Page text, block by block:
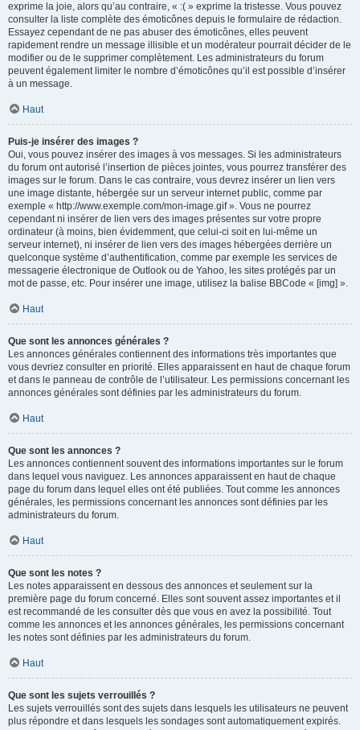
exprime la joie, alors qu’au contraire, « :( » exprime la tristesse. Vous pouvez
consulter la liste complète des émoticônes depuis le formulaire de rédaction.
Essayez cependant de ne pas abuser des émoticônes, elles peuvent
rapidement rendre un message illisible et un modérateur pourrait décider de le
modifier ou de le supprimer complètement. Les administrateurs du forum
peuvent également limiter le nombre d’émoticônes qu’il est possible d’insérer
à un message.
Haut
Puis-je insérer des images ?
Oui, vous pouvez insérer des images à vos messages. Si les administrateurs
du forum ont autorisé l’insertion de pièces jointes, vous pourrez transférer des
images sur le forum. Dans le cas contraire, vous devrez insérer un lien vers
une image distante, hébergée sur un serveur internet public, comme par
exemple « http://www.exemple.com/mon-image.gif ». Vous ne pourrez
cependant ni insérer de lien vers des images présentes sur votre propre
ordinateur (à moins, bien évidemment, que celui-ci soit en lui-même un
serveur internet), ni insérer de lien vers des images hébergées derrière un
quelconque système d’authentification, comme par exemple les services de
messagerie électronique de Outlook ou de Yahoo, les sites protégés par un
mot de passe, etc. Pour insérer une image, utilisez la balise BBCode « [img] ».
Haut
Que sont les annonces générales ?
Les annonces générales contiennent des informations très importantes que
vous devriez consulter en priorité. Elles apparaissent en haut de chaque forum
et dans le panneau de contrôle de l’utilisateur. Les permissions concernant les
annonces générales sont définies par les administrateurs du forum.
Haut
Que sont les annonces ?
Les annonces contiennent souvent des informations importantes sur le forum
dans lequel vous naviguez. Les annonces apparaissent en haut de chaque
page du forum dans lequel elles ont été publiées. Tout comme les annonces
générales, les permissions concernant les annonces sont définies par les
administrateurs du forum.
Haut
Que sont les notes ?
Les notes apparaissent en dessous des annonces et seulement sur la
première page du forum concerné. Elles sont souvent assez importantes et il
est recommandé de les consulter dès que vous en avez la possibilité. Tout
comme les annonces et les annonces générales, les permissions concernant
les notes sont définies par les administrateurs du forum.
Haut
Que sont les sujets verrouillés ?
Les sujets verrouillés sont des sujets dans lesquels les utilisateurs ne peuvent
plus répondre et dans lesquels les sondages sont automatiquement expirés.